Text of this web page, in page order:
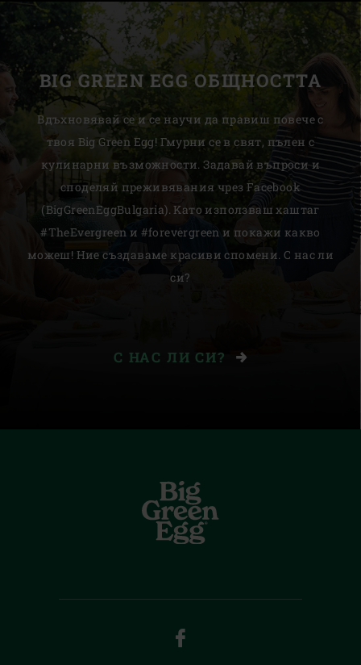
BIG GREEN EGG ОБЩНОСТТА
Вдъхновявай се и се научи да правиш повече с
твоя Big Green Egg! Гмурни се в свят, пълен с
кулинарни възможности. Задавай въпроси и
споделяй преживявания чрез Facebook
(BigGreenEggBulgaria). Kато използваш хаштаг
#TheEvergreen и #forevergreen и покажи какво
можеш! Ние създаваме красиви спомени. С нас ли
си?
С НАС ЛИ СИ?
FACEBOOK